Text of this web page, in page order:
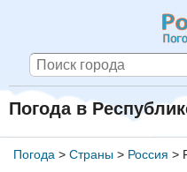
Погода в
Погода > Страны> Россия >